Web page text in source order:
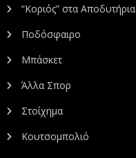
“Κοριός” στα Αποδυτήρια
Ποδόσφαιρο
Μπάσκετ
Άλλα Σπορ
Στοίχημα
Κουτσομπολιό